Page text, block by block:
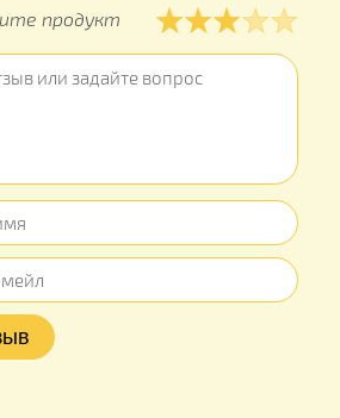
продукт